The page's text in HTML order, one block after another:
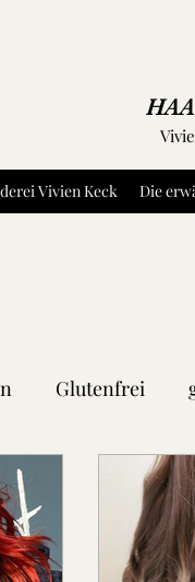
Vivien Keck Die
Glutenfrei
Teigwaren
Eintöpfe & Dal